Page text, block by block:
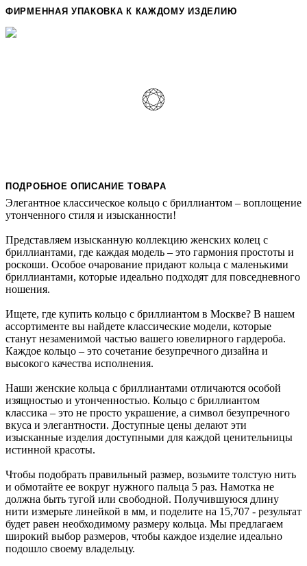
ФИРМЕННАЯ УПАКОВКА К КАЖДОМУ ИЗДЕЛИЮ
ПОДРОБНОЕ ОПИСАНИЕ ТОВАРА
Элегантное классическое кольцо с бриллиантом – воплощение
утонченного стиля и изысканности!
Представляем изысканную коллекцию женских колец с
бриллиантами, где каждая модель – это гармония простоты и
роскоши. Особое очарование придают кольца с маленькими
бриллиантами, которые идеально подходят для повседневного
ношения.
Ищете, где купить кольцо с бриллиантом в Москве? В нашем
ассортименте вы найдете классические модели, которые
станут незаменимой частью вашего ювелирного гардероба.
Каждое кольцо – это сочетание безупречного дизайна и
высокого качества исполнения.
Наши женские кольца с бриллиантами отличаются особой
изящностью и утонченностью. Кольцо с бриллиантом
классика – это не просто украшение, а символ безупречного
вкуса и элегантности. Доступные цены делают эти
изысканные изделия доступными для каждой ценительницы
истинной красоты.
Чтобы подобрать правильный размер, возьмите толстую нить
и обмотайте ее вокруг нужного пальца 5 раз. Намотка не
должна быть тугой или свободной. Получившуюся длину
нити измерьте линейкой в мм, и поделите на 15,707 - результат
будет равен необходимому размеру кольца. Мы предлагаем
широкий выбор размеров, чтобы каждое изделие идеально
подошло своему владельцу.